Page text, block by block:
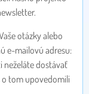
otázky alebo
e-mailovú adresu:
neželáte dostávať
o tom upovedomili